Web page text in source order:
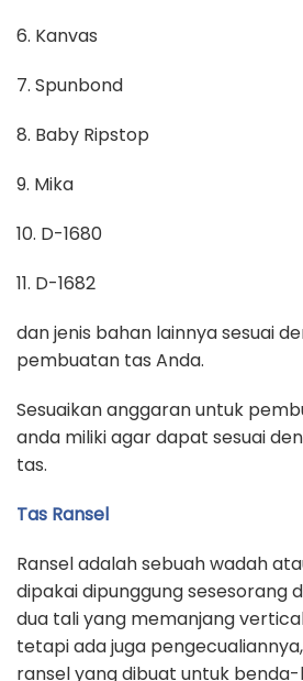
6. Kanvas
7. Spunbond
8. Baby Ripstop
9. Mika
10. D-1680
11. D-1682
dan jenis bahan lainnya sesuai
pembuatan tas Anda.
Sesuaikan anggaran untuk
anda miliki agar dapat sesuai
tas.
Tas Ransel
Ransel adalah sebuah wadah
dipakai dipunggung sesesorang
dua tali yang memanjang
tetapi ada juga
ransel yang dibuat untuk